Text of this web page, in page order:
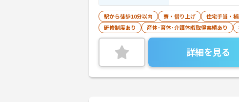
駅から徒歩10分以内 寮・借り上げ 住宅手当・
研修制度あり
産休･育休･介護休暇取得実績あり
詳細を見る